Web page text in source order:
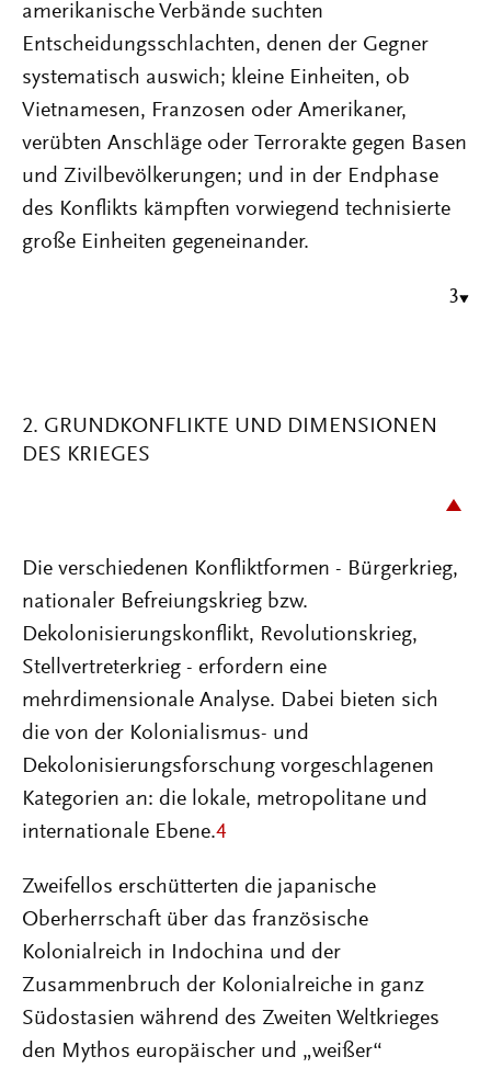
amerikanische Verbände suchten
Entscheidungsschlachten, denen der Gegner
systematisch auswich; kleine Einheiten, ob
Vietnamesen, Franzosen oder Amerikaner,
verübten Anschläge oder Terrorakte gegen Basen
und Zivilbevölkerungen; und in der Endphase
des Konflikts kämpften vorwiegend technisierte
große Einheiten gegeneinander.
3
2. GRUNDKONFLIKTE UND DIMENSIONEN
DES KRIEGES
Die verschiedenen Konfliktformen - Bürgerkrieg,
nationaler Befreiungskrieg bzw.
Dekolonisierungskonflikt, Revolutionskrieg,
Stellvertreterkrieg - erfordern eine
mehrdimensionale Analyse. Dabei bieten sich
die von der Kolonialismus- und
Dekolonisierungsforschung vorgeschlagenen
Kategorien an: die lokale, metropolitane und
internationale Ebene.4
Zweifellos erschütterten die japanische
Oberherrschaft über das französische
Kolonialreich in Indochina und der
Zusammenbruch der Kolonialreiche in ganz
Südostasien während des Zweiten Weltkrieges
den Mythos europäischer und „weißer“